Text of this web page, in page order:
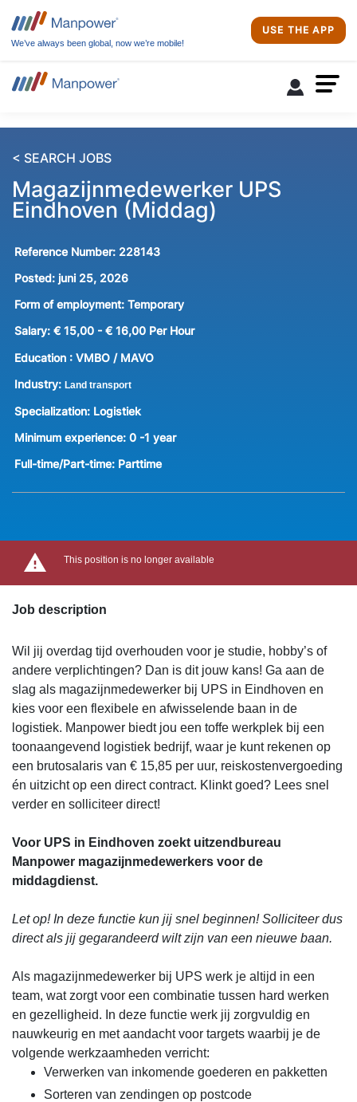
We’ve always been global, now we’re mobile!
USE THE APP
< SEARCH JOBS
Magazijnmedewerker UPS
Eindhoven (Middag)
Reference Number: 228143
Posted: juni 25, 2026
Form of employment: Temporary
Salary: € 15,00 - € 16,00 Per Hour
Education : VMBO / MAVO
Industry: Land transport
Specialization: Logistiek
Minimum experience: 0 -1 year
Full-time/Part-time: Parttime
This position is no longer available
Job description
Wil jij overdag tijd overhouden voor je studie, hobby’s of
andere verplichtingen? Dan is dit jouw kans! Ga aan de
slag als magazijnmedewerker bij UPS in Eindhoven en
kies voor een flexibele en afwisselende baan in de
logistiek. Manpower biedt jou een toffe werkplek bij een
toonaangevend logistiek bedrijf, waar je kunt rekenen op
een brutosalaris van € 15,85 per uur, reiskostenvergoeding
én uitzicht op een direct contract. Klinkt goed? Lees snel
verder en solliciteer direct!
Voor UPS in Eindhoven zoekt uitzendbureau
Manpower magazijnmedewerkers voor de
middagdienst.
Let op! In deze functie kun jij snel beginnen! Solliciteer dus
direct als jij gegarandeerd wilt zijn van een nieuwe baan.
Als magazijnmedewerker bij UPS werk je altijd in een
team, wat zorgt voor een combinatie tussen hard werken
en gezelligheid. In deze functie werk jij zorgvuldig en
nauwkeurig en met aandacht voor targets waarbij je de
volgende werkzaamheden verricht:
Verwerken van inkomende goederen en pakketten
Sorteren van zendingen op postcode